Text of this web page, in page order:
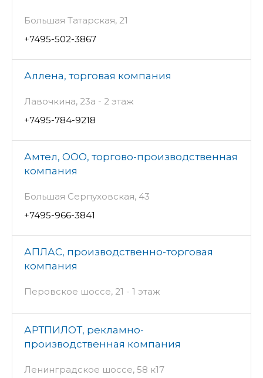
Большая Татарская, 21
+7495-502-3867
Аллена, торговая компания
Лавочкина, 23а - 2 этаж
+7495-784-9218
Амтел, ООО, торгово-производственная
компания
Большая Серпуховская, 43
+7495-966-3841
АПЛАС, производственно-торговая
компания
Перовское шоссе, 21 - 1 этаж
АРТПИЛОТ, рекламно-
производственная компания
Ленинградское шоссе, 58 к17